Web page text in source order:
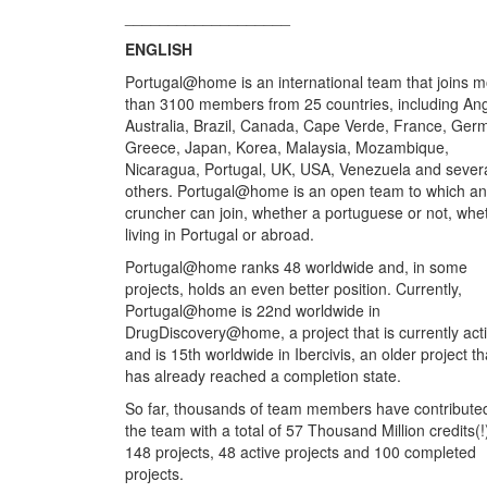
ENGLISH
Portugal@home is an international team that joins
than 3100 members from 25 countries, including
Australia, Brazil, Canada, Cape Verde, France,
Greece, Japan, Korea, Malaysia, Mozambique,
Nicaragua, Portugal, UK, USA, Venezuela and
others. Portugal@home is an open team to which
cruncher can join, whether a portuguese or not,
living in Portugal or abroad.
Portugal@home ranks 48 worldwide and, in some
projects, holds an even better position. Currently,
Portugal@home is 22nd worldwide in
DrugDiscovery@home, a project that is currently
and is 15th worldwide in Ibercivis, an older project
has already reached a completion state.
So far, thousands of team members have
the team with a total of 57 Thousand Million
148 projects, 48 active projects and 100 completed
projects.